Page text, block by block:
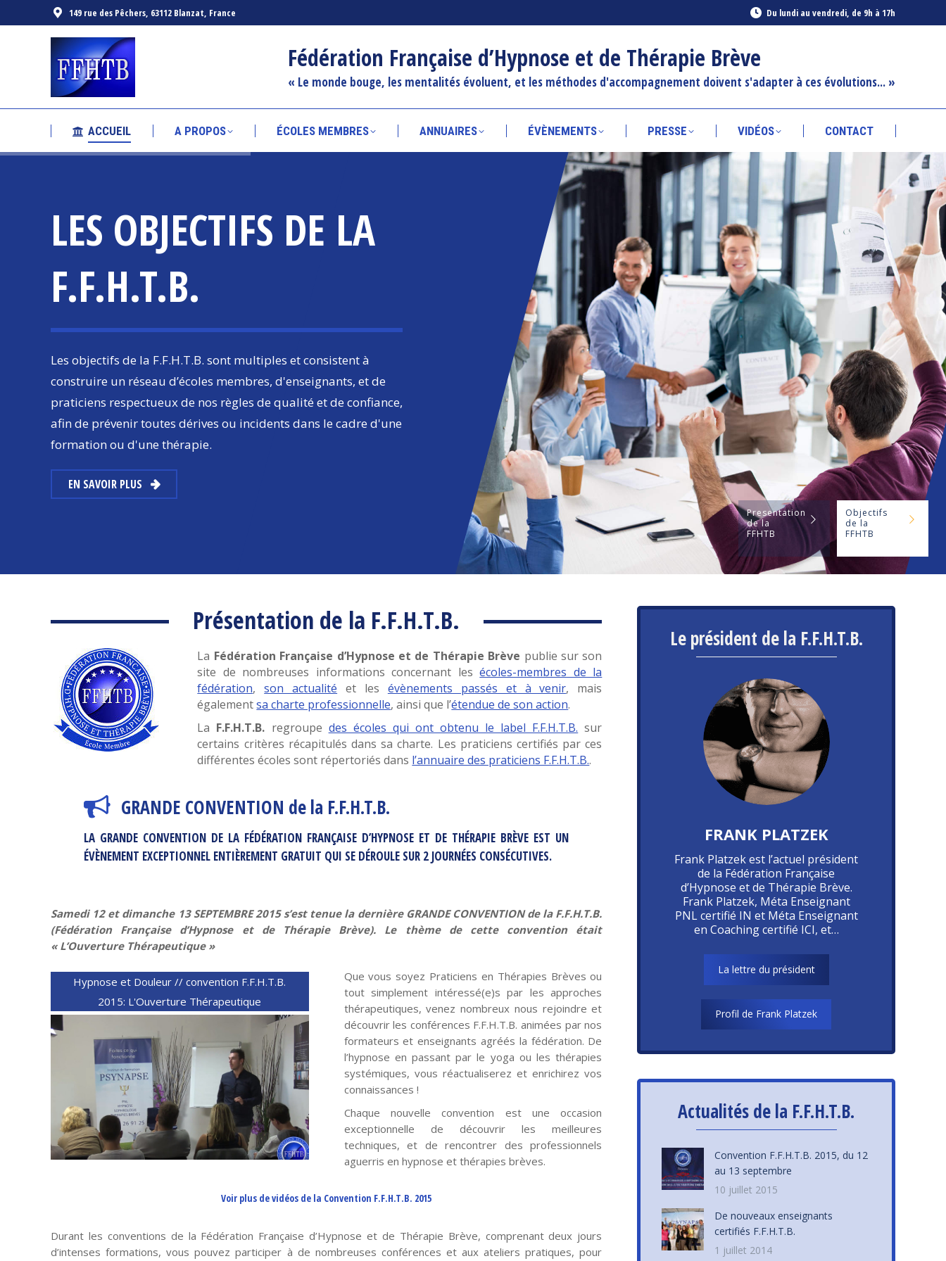
149 rue des Pêchers, 63112 Blanzat, France Du lundi au vendredi, de 9h à 17h
Fédération Française d’Hypnose et de Thérapie Brève
« Le monde bouge, les mentalités évoluent, et les méthodes d'accompagnement doivent s'adapter à ces évolutions... »
ACCUEIL A PROPOS ÉCOLES MEMBRES ANNUAIRES ÉVÈNEMENTS PRESSE VIDÉOS CONTACT
Presentation
de la
FFHTB
Objectifs
de la
FFHTB
LES OBJECTIFS DE LA
F.F.H.T.B.
Les objectifs de la F.F.H.T.B. sont multiples et consistent à
construire un réseau d’écoles membres, d'enseignants, et de
praticiens respectueux de nos règles de qualité et de confiance,
afin de prévenir toutes dérives ou incidents dans le cadre d'une
formation ou d'une thérapie.
EN SAVOIR PLUS
Présentation de la F.F.H.T.B.
La Fédération Française d’Hypnose et de Thérapie Brève publie sur son
site de nombreuses informations concernant lesécoles-membres de la
fédération,son actualité et les évènements passés et à venir, mais
égalementsa charte professionnelle, ainsi que l’étendue de son action.
La F.F.H.T.B. regroupe des écoles qui ont obtenu le label F.F.H.T.B. sur
certains critères récapitulés dans sa charte. Les praticiens certifiés par ces
différentes écoles sont répertoriés dans l’annuaire des praticiens F.F.H.T.B..
GRANDE CONVENTION de la F.F.H.T.B.
LA GRANDE CONVENTION DE LA FÉDÉRATION FRANÇAISE D’HYPNOSE ET DE THÉRAPIE BRÈVE EST UN
ÉVÈNEMENT EXCEPTIONNEL ENTIÈREMENT GRATUIT QUI SE DÉROULE SUR 2 JOURNÉES CONSÉCUTIVES.
Samedi 12 et dimanche 13 SEPTEMBRE 2015 s’est tenue la dernière GRANDE CONVENTION de la F.F.H.T.B.
(Fédération Française d’Hypnose et de Thérapie Brève). Le thème de cette convention était
« L’Ouverture Thérapeutique »
Hypnose et Douleur // convention F.F.H.T.B.
2015: L'Ouverture Thérapeutique
Que vous soyez Praticiens en Thérapies Brèves ou
tout simplement intéressé(e)s par les approches
thérapeutiques, venez nombreux nous rejoindre et
découvrir les conférences F.F.H.T.B. animées par nos
formateurs et enseignants agréés la fédération. De
l’hypnose en passant par le yoga ou les thérapies
systémiques, vous réactualiserez et enrichirez vos
connaissances !
Chaque nouvelle convention est une occasion
exceptionnelle de découvrir les meilleures
techniques, et de rencontrer des professionnels
aguerris en hypnose et thérapies brèves.
Voir plus de vidéos de la Convention F.F.H.T.B. 2015
Durant les conventions de la Fédération Française d’Hypnose et de Thérapie Brève, comprenant deux jours
d’intenses formations, vous pouvez participer à de nombreuses conférences et aux ateliers pratiques, pour
Le président de la F.F.H.T.B.
FRANK PLATZEK
Frank Platzek est l’actuel président
de la Fédération Française
d’Hypnose et de Thérapie Brève.
Frank Platzek, Méta Enseignant
PNL certifié IN et Méta Enseignant
en Coaching certifié ICI, et…
La lettre du président
Profil de Frank Platzek
Actualités de la F.F.H.T.B.
Convention F.F.H.T.B. 2015, du 12
au 13 septembre
10 juillet 2015
De nouveaux enseignants
certifiés F.F.H.T.B.
1 juillet 2014